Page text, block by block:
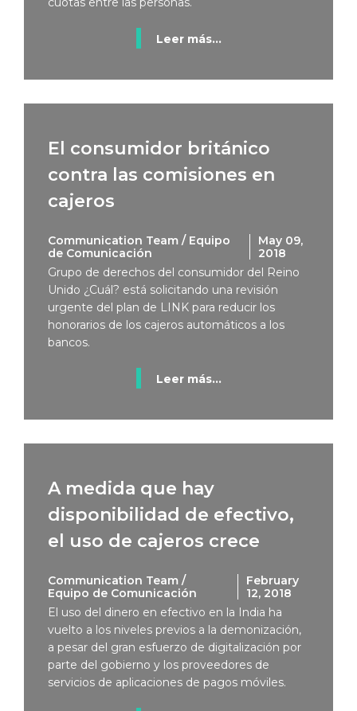
Leer más...
El consumidor británico
contra las comisiones en
cajeros
Communication Team / Equipo
de Comunicación
May 09,
2018
Grupo de derechos del consumidor del Reino
Unido ¿Cuál? está solicitando una revisión
urgente del plan de LINK para reducir los
honorarios de los cajeros automáticos a los
bancos.
Leer más...
A medida que hay
disponibilidad de efectivo,
el uso de cajeros crece
Communication Team /
Equipo de Comunicación
February
12, 2018
El uso del dinero en efectivo en la India ha
vuelto a los niveles previos a la demonización,
a pesar del gran esfuerzo de digitalización por
parte del gobierno y los proveedores de
servicios de aplicaciones de pagos móviles.